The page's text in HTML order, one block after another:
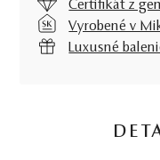
Certifikát z
Vyrobené v
Luxusné